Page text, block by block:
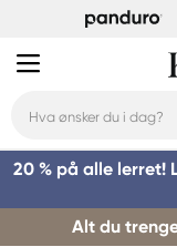
20 % på alle lerret!
Alt du